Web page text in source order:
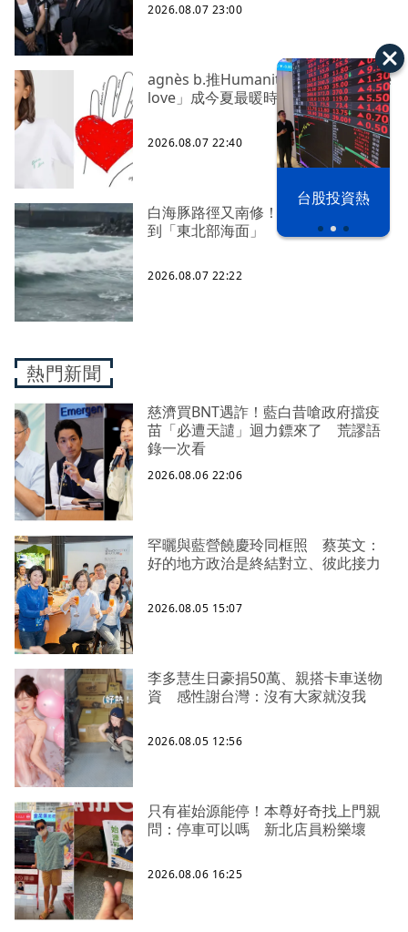
台股投資熱
2026.08.07 23:00
agnès b.推Humanitarian系列 「give
love」成今夏最暖時尚宣言
2026.08.07 22:40
白海豚路徑又南修！ 海警範圍擴增
到「東北部海面」
2026.08.07 22:22
熱門新聞
慈濟買BNT遇詐！藍白昔嗆政府擋疫
苗「必遭天譴」迴力鏢來了 荒謬語
錄一次看
2026.08.06 22:06
罕曬與藍營饒慶玲同框照 蔡英文：
好的地方政治是終結對立、彼此接力
2026.08.05 15:07
李多慧生日豪捐50萬、親搭卡車送物
資 感性謝台灣：沒有大家就沒我
2026.08.05 12:56
只有崔始源能停！本尊好奇找上門親
問：停車可以嗎 新北店員粉樂壞
2026.08.06 16:25